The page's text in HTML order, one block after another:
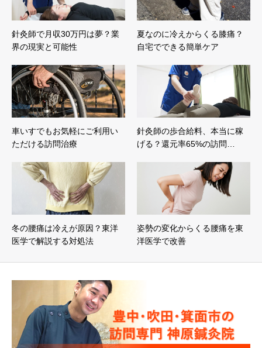
針灸師で月収30万円は夢？業
界の現実と可能性
夏なのに冷えからくる膝痛？
自宅でできる簡単ケア
車いすでもお気軽にご利用い
ただける訪問治療
針灸師の歩合給料、本当に稼
げる？還元率65%の訪問…
冬の腰痛は冷えが原因？東洋
医学で解説する対処法
姿勢の変化からくる腰痛を東
洋医学で改善